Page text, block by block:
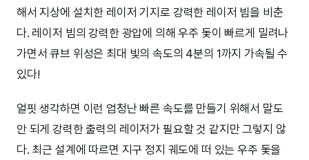
해서 지상에 설치한 레이저 기지로 강력한 레이저 빔을 비춘
다. 레이저 빔의 강력한 광압에 의해 우주 돛이 빠르게 밀려나
가면서 큐브 위성은 최대 빛의 속도의 4분의 1까지 가속될 수
있다!
얼핏 생각하면 이런 엄청난 빠른 속도를 만들기 위해서 말도
안 되게 강력한 출력의 레이저가 필요할 것 같지만 그렇지 않
다. 최근 설계에 따르면 지구 정지 궤도에 떠 있는 우주 돛을